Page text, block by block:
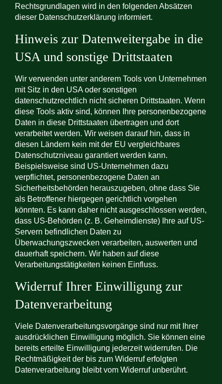
Rechtsgrundlagen wird in den folgenden Absätzen
dieser Datenschutzerklärung informiert.
Hinweis zur Datenweitergabe in die
USA und sonstige Drittstaaten
Wir verwenden unter anderem Tools von Unternehmen
mit Sitz in den USA oder sonstigen
datenschutzrechtlich nicht sicheren Drittstaaten. Wenn
diese Tools aktiv sind, können Ihre personenbezogene
Daten in diese Drittstaaten übertragen und dort
verarbeitet werden. Wir weisen darauf hin, dass in
diesen Ländern kein mit der EU vergleichbares
Datenschutzniveau garantiert werden kann.
Beispielsweise sind US-Unternehmen dazu
verpflichtet, personenbezogene Daten an
Sicherheitsbehörden herauszugeben, ohne dass Sie
als Betroffener hiergegen gerichtlich vorgehen
könnten. Es kann daher nicht ausgeschlossen werden,
dass US-Behörden (z. B. Geheimdienste) Ihre auf US-
Servern befindlichen Daten zu
Überwachungszwecken verarbeiten, auswerten und
dauerhaft speichern. Wir haben auf diese
Verarbeitungstätigkeiten keinen Einfluss.
Widerruf Ihrer Einwilligung zur
Datenverarbeitung
Viele Datenverarbeitungsvorgänge sind nur mit Ihrer
ausdrücklichen Einwilligung möglich. Sie können eine
bereits erteilte Einwilligung jederzeit widerrufen. Die
Rechtmäßigkeit der bis zum Widerruf erfolgten
Datenverarbeitung bleibt vom Widerruf unberührt.